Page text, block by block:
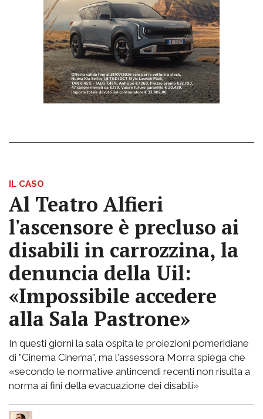
IL CASO
Al Teatro Alfieri
l'ascensore è precluso ai
disabili in carrozzina, la
denuncia della Uil:
«Impossibile accedere
alla Sala Pastrone»
In questi giorni la sala ospita le proiezioni pomeridiane
di "Cinema Cinema", ma l'assessora Morra spiega che
«secondo le normative antincendi recenti non risulta a
norma ai fini della evacuazione dei disabili»